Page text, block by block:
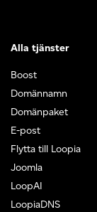
Alla tjänster
Boost
Domännamn
Domänpaket
E-post
Flytta till Loopia
Joomla
LoopAI
LoopiaDNS